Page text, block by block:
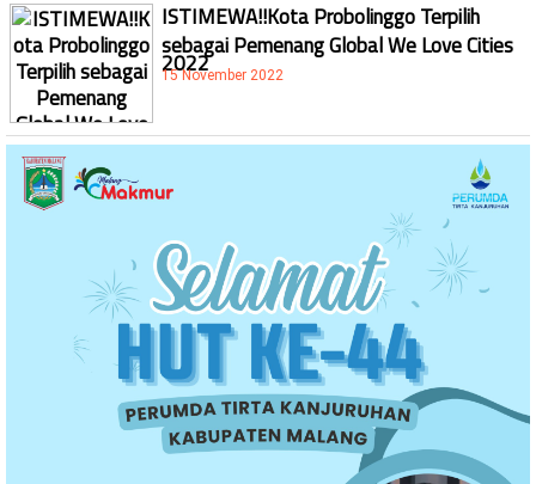
ISTIMEWA!!Kota Probolinggo Terpilih
sebagai Pemenang Global We Love Cities
2022
15 November 2022